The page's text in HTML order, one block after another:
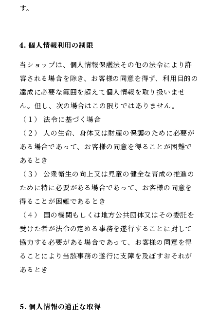
す。
4. 個人情報利用の制限
当ショップは、個人情報保護法その他の法令により許
容される場合を除き、お客様の同意を得ず、利用目的の
達成に必要な範囲を超えて個人情報を取り扱いませ
ん。但し、次の場合はこの限りではありません。
（１） 法令に基づく場合
（２） 人の生命、身体又は財産の保護のために必要が
ある場合であって、お客様の同意を得ることが困難で
あるとき
（３） 公衆衛生の向上又は児童の健全な育成の推進の
ために特に必要がある場合であって、お客様の同意を
得ることが困難であるとき
（４） 国の機関もしくは地方公共団体又はその委託を
受けた者が法令の定める事務を遂行することに対して
協力する必要がある場合であって、お客様の同意を得
ることにより当該事務の遂行に支障を及ぼすおそれが
あるとき
5. 個人情報の適正な取得